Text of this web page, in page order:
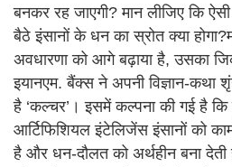
बनकर रह जाएगी? मान लीजिए कि
बैठे इंसानों के धन का स्रोत क्या
अवधारणा को आगे बढ़ाया है, उसका
इयानएम. बैंक्स ने अपनी विज्ञान-कथा
है ‘कल्चर’। इसमें कल्पना की गई है
आर्टिफिशियल इंटेलिजेंस इंसानों को
है और धन-दौलत को अर्थहीन बना